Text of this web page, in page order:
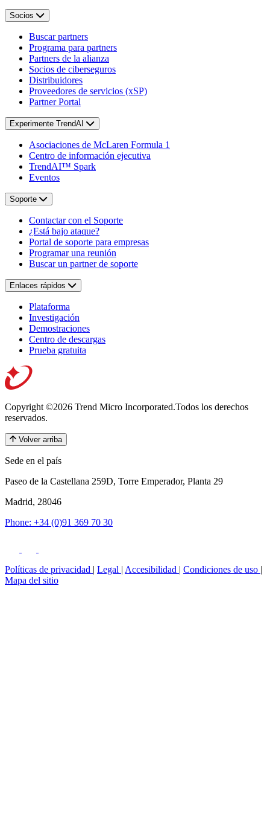
Socios
Buscar partners
Programa para partners
Partners de la alianza
Socios de ciberseguros
Distribuidores
Proveedores de servicios (xSP)
Partner Portal
Experimente TrendAI
Asociaciones de McLaren Formula 1
Centro de información ejecutiva
TrendAI™ Spark
Eventos
Soporte
Contactar con el Soporte
¿Está bajo ataque?
Portal de soporte para empresas
Programar una reunión
Buscar un partner de soporte
Enlaces rápidos
Plataforma
Investigación
Demostraciones
Centro de descargas
Prueba gratuita
Copyright ©2026 Trend Micro Incorporated.Todos los derechos
reservados.
Volver arriba
Sede en el país
Paseo de la Castellana 259D, Torre Emperador, Planta 29
Madrid, 28046
Phone: +34 (0)91 369 70 30
Políticas de privacidad | Legal | Accesibilidad | Condiciones de uso |
Mapa del sitio